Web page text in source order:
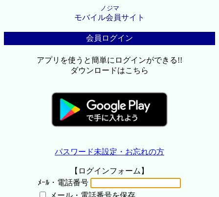
ノジマ
モバイル会員サイト
会員ログイン
アプリを使うと簡単にログインができる!!
ダウンロードはこちら
パスワード未設定・お忘れの方
【ログインフォーム】
ﾒｰﾙ・電話番号